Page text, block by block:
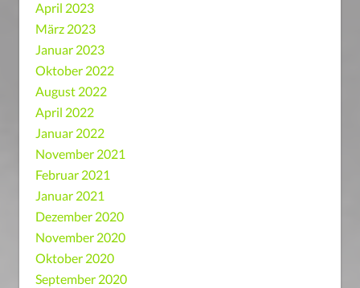
April 2023
März 2023
Januar 2023
Oktober 2022
August 2022
April 2022
Januar 2022
November 2021
Februar 2021
Januar 2021
Dezember 2020
November 2020
Oktober 2020
September 2020